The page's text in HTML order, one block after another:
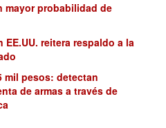
mayor probabilidad de
reitera respaldo a la
mil pesos: detectan
de armas a través de